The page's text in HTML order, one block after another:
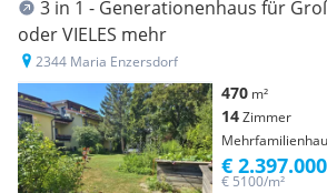
3 in 1 - Generationenhaus für
oder VIELES mehr
2344 Maria Enzersdorf
470 m²
14Zimmer
€ 5100/m²
€ 2.397.000